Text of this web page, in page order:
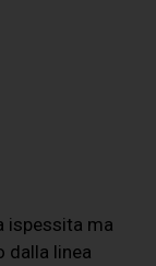
ispessita ma
dalla linea